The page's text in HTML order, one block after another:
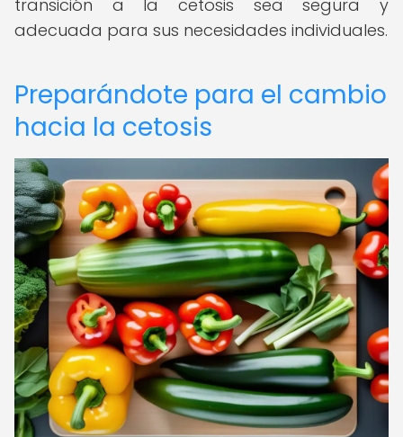
transición a la cetosis sea segura y
adecuada para sus necesidades individuales.
Preparándote para el cambio
hacia la cetosis